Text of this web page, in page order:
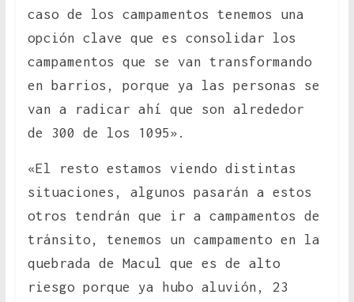
caso de los campamentos tenemos una
opción clave que es consolidar los
campamentos que se van transformando
en barrios, porque ya las personas se
van a radicar ahí que son alrededor
de 300 de los 1095».
«El resto estamos viendo distintas
situaciones, algunos pasarán a estos
otros tendrán que ir a campamentos de
tránsito, tenemos un campamento en la
quebrada de Macul que es de alto
riesgo porque ya hubo aluvión, 23